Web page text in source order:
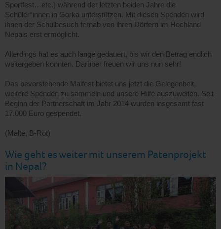
Sportfest…etc.) während der letzten beiden Jahre die
Schüler*innen in Gorka unterstützen. Mit diesen Spenden wird
ihnen der Schulbesuch fernab von ihren Dörfern im Hochland
Nepals erst ermöglicht.
Allerdings hat es auch lange gedauert, bis wir den Betrag endlich
weitergeben konnten. Darüber freuen wir uns nun sehr!
Das bevorstehende Maifest bietet uns jetzt die Gelegenheit,
weitere Spenden zu sammeln und unsere Hilfe auszuweiten. Seit
Beginn der Partnerschaft im Jahr 2014 wurden insgesamt fast
17.000 Euro gespendet.
(Malte, B-Rot)
Wie geht es weiter mit unserem Patenprojekt
in Nepal?